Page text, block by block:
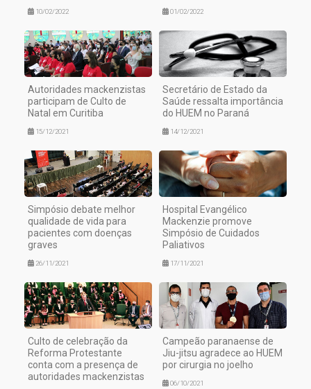
10/02/2022 01/02/2022
Autoridades mackenzistas
participam de Culto de
Natal em Curitiba
15/12/2021
Secretário de Estado da
Saúde ressalta importância
do HUEM no Paraná
14/12/2021
Simpósio debate melhor
qualidade de vida para
pacientes com doenças
graves
26/11/2021
Hospital Evangélico
Mackenzie promove
Simpósio de Cuidados
Paliativos
17/11/2021
Culto de celebração da
Reforma Protestante
conta com a presença de
autoridades mackenzistas
Campeão paranaense de
Jiu-jitsu agradece ao HUEM
por cirurgia no joelho
06/10/2021